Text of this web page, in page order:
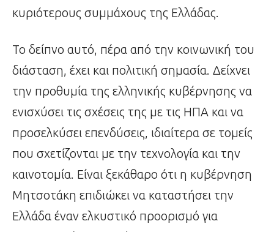
κυριότερους συμμάχους της Ελλάδας.
Το δείπνο αυτό, πέρα από την κοινωνική του
διάσταση, έχει και πολιτική σημασία. Δείχνει
την προθυμία της ελληνικής κυβέρνησης να
ενισχύσει τις σχέσεις της με τις ΗΠΑ και να
προσελκύσει επενδύσεις, ιδιαίτερα σε τομείς
που σχετίζονται με την τεχνολογία και την
καινοτομία. Είναι ξεκάθαρο ότι η κυβέρνηση
Μητσοτάκη επιδιώκει να καταστήσει την
Ελλάδα έναν ελκυστικό προορισμό για